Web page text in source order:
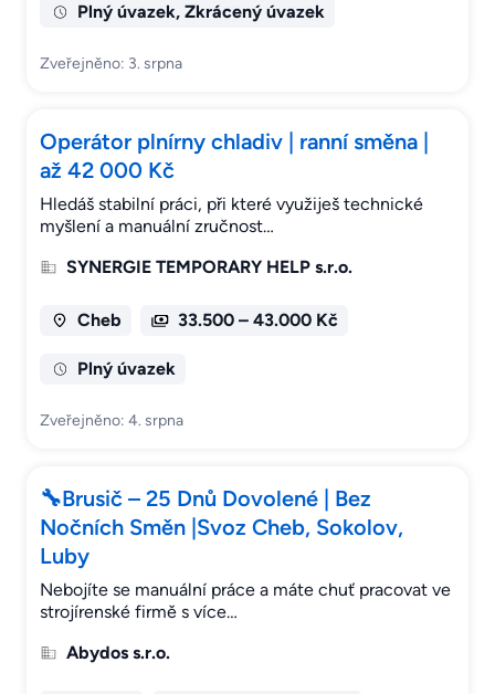
Plný úvazek, Zkrácený úvazek
Zveřejněno: 3. srpna
Operátor plnírny chladiv | ranní směna |
až 42 000 Kč
Hledáš stabilní práci, při které využiješ technické
myšlení a manuální zručnost…
SYNERGIE TEMPORARY HELP s.r.o.
Cheb 33.500 – 43.000 Kč
Plný úvazek
Zveřejněno: 4. srpna
🔧Brusič – 25 Dnů Dovolené | Bez
Nočních Směn |Svoz Cheb, Sokolov,
Luby
Nebojíte se manuální práce a máte chuť pracovat ve
strojírenské firmě s více…
Abydos s.r.o.